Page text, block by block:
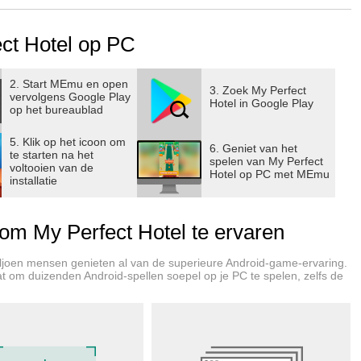
piccolo die in zijn eentje kamers schoonmaakt,
verzamelt en de badkamer gevuld houdt met
upgradet u kamers en faciliteiten en neemt u nieuw
hotel bij te houden. Uw gasten slapen misschien
een vastberaden hotelmagnaat.
om te verkennen en uit te breiden, elk met tientallen
bosrijke omgeving. Toon uw bekwaamheid als manager
een ​​nieuw en groter pand te krijgen en vervolg uw weg
sector met hoge inzetten, kunt u niet in een rustig tempo
Hotel op PC
2. Start MEmu en open
vervolgens Google Play
op het bureaublad
3. Zoek My Perfect
Hotel in Google Play
5. Klik op het icoon om
te starten na het
voltooien van de
installatie
6. Geniet van het
spelen van My Perfect
Hotel op PC met MEmu
My Perfect Hotel te ervaren
mensen genieten al van de superieure Android-game-ervaring.
om duizenden Android-spellen soepel op je PC te spelen, zelfs de